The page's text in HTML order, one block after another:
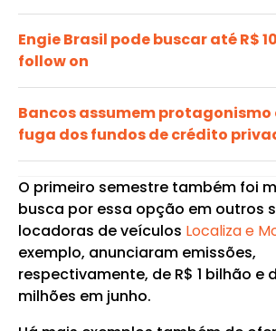
Engie Brasil pode buscar até R$
follow on
Bancos assumem protagonismo
fuga dos fundos de crédito
O primeiro semestre também foi
busca por essa opção em outros
locadoras de veículos Localiza e
exemplo, anunciaram emissões,
respectivamente, de R$ 1 bilhão e
milhões em junho.